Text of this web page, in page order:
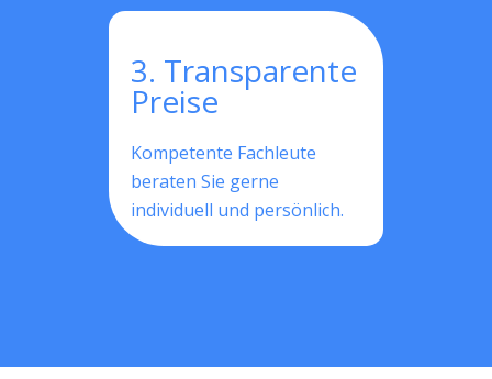
3. Transparente
Preise
Kompetente Fachleute
beraten Sie gerne
individuell und persönlich.